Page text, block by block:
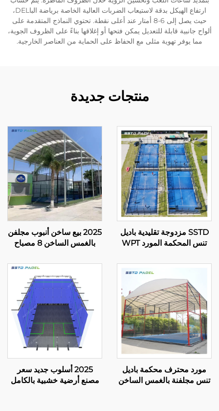
ارتفاع الهيكل بدقة لاستيعاب الضربات العالية الخاصة برياضة الباDEL،
حيث يصل إلى 6-8 أمتار عند أعلى نقطة. تحتوي النماذج المتقدمة على
ألواح جانبية قابلة للتعديل يمكن فتحها أو إغلاقها بناءً على الظروف الجوية،
مما يوفر تهوية مثلى مع الحفاظ على الحماية من العناصر الخارجية.
منتجات جديدة
SSTD مزدوجة تقليدية باديل
تنس المحكمة المورد WPT
الكلاسيكية في الهواء الطلق
2025 بيع ساخن أنبوب مجلفن
بالغمس الساخن 8 مصباح
محكمة باديل 20م*6م محكمة
باديل واحدة 004
مورد محترف محكمة باديل
تنس مجلفنة بالغمس الساخن
2025 أسلوب جديد سعر
مصنع أرضية خشبية بالكامل